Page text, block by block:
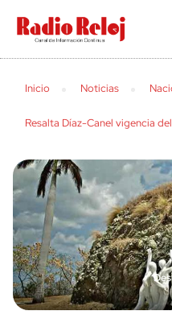
cerrar
Inicio Noticias
Resalta Díaz-Canel vigencia